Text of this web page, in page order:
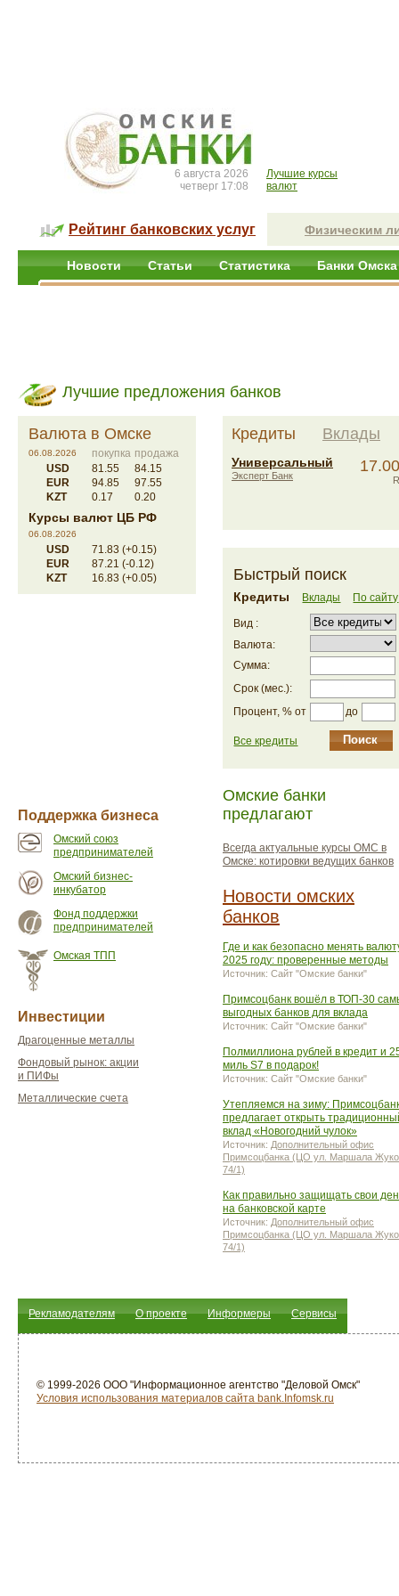
6 августа 2026
четверг 17:08
Лучшие курсы
валют
Рейтинг банковских услуг Физическим
Новости Статьи Статистика Банки Омска
Лучшие предложения банков
Валюта в Омске
06.08.2026 покупка продажа
USD
81.55
84.15
EUR
94.85
97.55
KZT
0.17 0.20
Курсы валют ЦБ РФ
06.08.2026
USD
71.83 (+0.15)
EUR
87.21 (-0.12)
KZT
16.83 (+0.05)
Поддержка бизнеса
Омский союз
предпринимателей
Омский бизнес-
инкубатор
Фонд поддержки
предпринимателей
Омская ТПП
Инвестиции
Драгоценные металлы
Фондовый рынок: акции
и ПИФы
Металлические счета
Кредиты Вклады
Универсальный
Эксперт Банк
Быстрый поиск
Кредиты Вклады По сайту
Вид :
Валюта:
Сумма:
Срок (мес.):
Процент, % от
до
Все кредиты
Омские банки
предлагают
Всегда актуальные курсы ОМС в
Омске: котировки ведущих банков
Новости омских
банков
Где и как безопасно менять
2025 году: проверенные методы
Источник: Сайт "Омские банки"
Примсоцбанк вошёл в ТОП-30
выгодных банков для вклада
Источник: Сайт "Омские банки"
Полмиллиона рублей в кредит и
миль S7 в подарок!
Источник: Сайт "Омские банки"
Утепляемся на зиму:
предлагает открыть
вклад «Новогодний чулок»
Источник: Дополнительный офис
Примсоцбанка (ЦО ул. Маршала
74/1)
Как правильно защищать свои
на банковской карте
Источник: Дополнительный офис
Примсоцбанка (ЦО ул. Маршала
74/1)
Рекламодателям О проекте Информеры Сервисы
© 1999-2026 ООО "Информационное агентство "Деловой Омск"
Условия использования материалов сайта bank.Infomsk.ru